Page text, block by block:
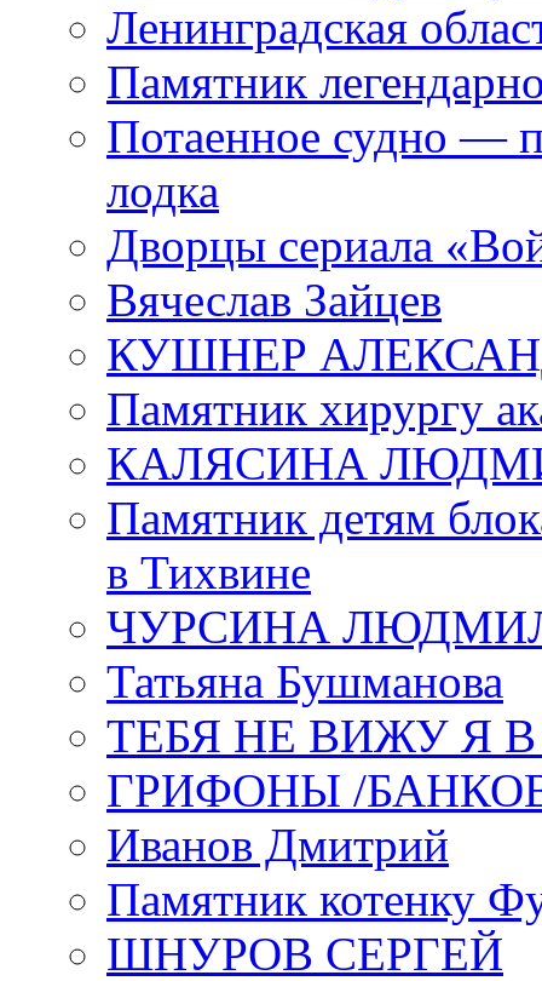
Ленинградская
Памятник
Потаенное судно —
лодка
Дворцы сериала
Вячеслав Зайцев
КУШНЕР
Памятник хирургу
КАЛЯСИНА
Памятник детям
в Тихвине
ЧУРСИНА
Татьяна Бушманова
ТЕБЯ НЕ ВИЖУ Я
ГРИФОНЫ /
Иванов Дмитрий
Памятник котенку
ШНУРОВ СЕРГЕЙ